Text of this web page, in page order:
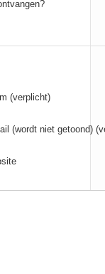
(verplicht)
(wordt niet getoond)